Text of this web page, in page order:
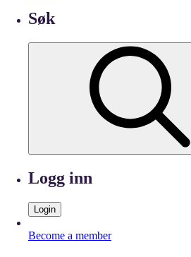
Søk
Logg inn
Login
Become a member